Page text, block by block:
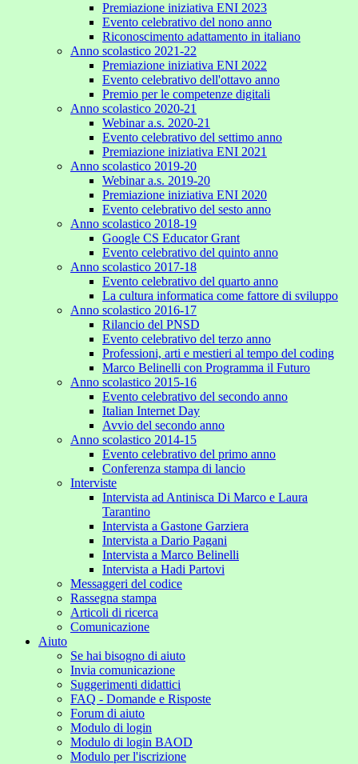
Premiazione iniziativa ENI 2023
Evento celebrativo del nono anno
Riconoscimento adattamento in italiano
Anno scolastico 2021-22
Premiazione iniziativa ENI 2022
Evento celebrativo dell'ottavo anno
Premio per le competenze digitali
Anno scolastico 2020-21
Webinar a.s. 2020-21
Evento celebrativo del settimo anno
Premiazione iniziativa ENI 2021
Anno scolastico 2019-20
Webinar a.s. 2019-20
Premiazione iniziativa ENI 2020
Evento celebrativo del sesto anno
Anno scolastico 2018-19
Google CS Educator Grant
Evento celebrativo del quinto anno
Anno scolastico 2017-18
Evento celebrativo del quarto anno
La cultura informatica come fattore di sviluppo
Anno scolastico 2016-17
Rilancio del PNSD
Evento celebrativo del terzo anno
Professioni, arti e mestieri al tempo del coding
Marco Belinelli con Programma il Futuro
Anno scolastico 2015-16
Evento celebrativo del secondo anno
Italian Internet Day
Avvio del secondo anno
Anno scolastico 2014-15
Evento celebrativo del primo anno
Conferenza stampa di lancio
Interviste
Intervista ad Antinisca Di Marco e Laura
Tarantino
Intervista a Gastone Garziera
Intervista a Dario Pagani
Intervista a Marco Belinelli
Intervista a Hadi Partovi
Messaggeri del codice
Rassegna stampa
Articoli di ricerca
Comunicazione
Aiuto
Se hai bisogno di aiuto
Invia comunicazione
Suggerimenti didattici
FAQ - Domande e Risposte
Forum di aiuto
Modulo di login
Modulo di login BAOD
Modulo per l'iscrizione